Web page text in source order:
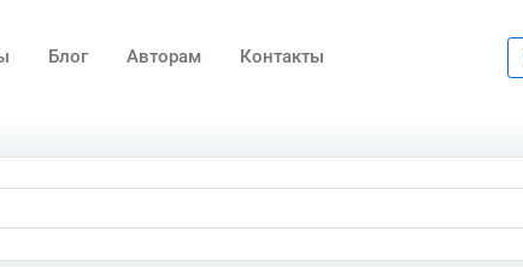
Блог Авторам Контакты